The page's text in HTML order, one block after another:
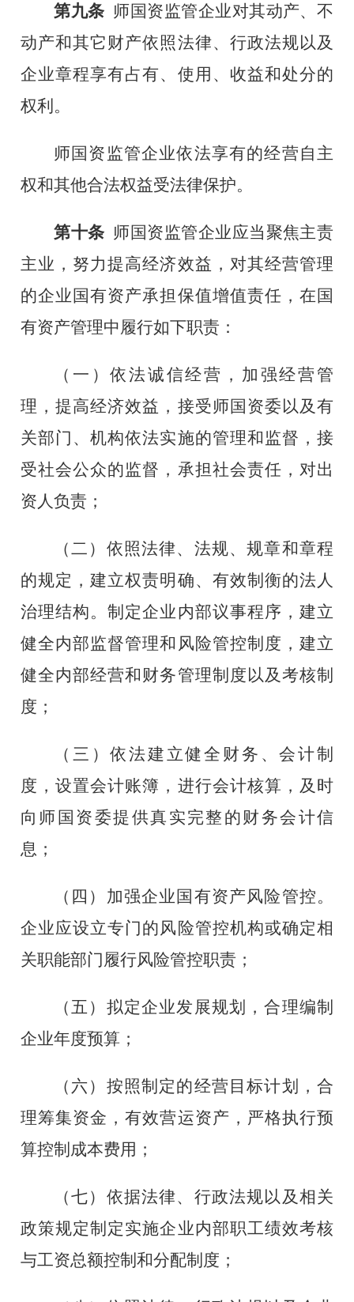
第九条 师国资监管企业对其动产、不
动产和其它财产依照法律、行政法规以及
企业章程享有占有、使用、收益和处分的
权利。
师国资监管企业依法享有的经营自主
权和其他合法权益受法律保护。
第十条 师国资监管企业应当聚焦主责
主业，努力提高经济效益，对其经营管理
的企业国有资产承担保值增值责任，在国
有资产管理中履行如下职责：
（一）依法诚信经营，加强经营管
理，提高经济效益，接受师国资委以及有
关部门、机构依法实施的管理和监督，接
受社会公众的监督，承担社会责任，对出
资人负责 ；
（二）依照法律、法规、规章和章程
的规定，建立权责明确、有效制衡的法人
治理结构。制定企业内部议事程序，建立
健全内部监督管理和风险管控制度，建立
健全内部经营和财务管理制度以及考核制
度 ；
（三）依法建立健全财务、会计制
度，设置会计账簿，进行会计核算，及时
向师国资委提供真实完整的财务会计信
息 ；
（四）加强企业国有资产风险管控。
企业应设立专门的风险管控机构或确定相
关职能部门履行风险管控职责 ；
（五）拟定企业发展规划，合理编制
企业年度预算 ；
（六）按照制定的经营目标计划，合
理筹集资金，有效营运资产，严格执行预
算控制成本费用 ；
（七）依据法律、行政法规以及相关
政策规定制定实施企业内部职工绩效考核
与工资总额控制和分配制度 ；